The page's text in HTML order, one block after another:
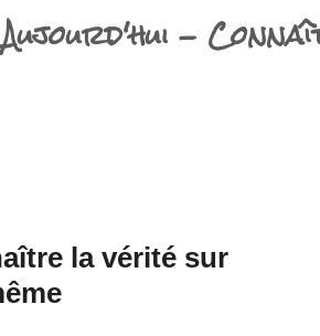
-
la vérité sur